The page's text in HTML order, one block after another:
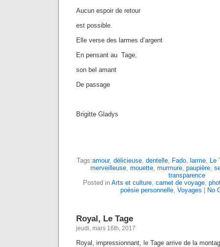
Aucun espoir de retour
est possible.
Elle verse des larmes d’argent
En pensant au Tage,
son bel amant
De passage
Brigitte Gladys
Tags:amour, délicieuse, dentelle, Fado, larme, Le
merveilleuse, mouette, murmure, paupière,
transparence
Posted in Arts et culture, carnet de voyage,
poésie personnelle, Voyages No
Royal, Le Tage
jeudi, mars 16th, 2017
Royal, impressionnant, le Tage arrive de la